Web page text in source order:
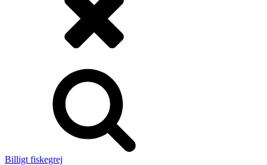
Billigt fiskegrej